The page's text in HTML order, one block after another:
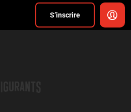
S’inscrire